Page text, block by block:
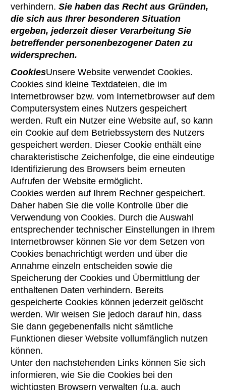
verhindern. Sie haben das Recht aus Gründen,
die sich aus Ihrer besonderen Situation
ergeben, jederzeit dieser Verarbeitung Sie
betreffender personenbezogener Daten zu
widersprechen.
CookiesUnsere Website verwendet Cookies.
Cookies sind kleine Textdateien, die im
Internetbrowser bzw. vom Internetbrowser auf dem
Computersystem eines Nutzers gespeichert
werden. Ruft ein Nutzer eine Website auf, so kann
ein Cookie auf dem Betriebssystem des Nutzers
gespeichert werden. Dieser Cookie enthält eine
charakteristische Zeichenfolge, die eine eindeutige
Identifizierung des Browsers beim erneuten
Aufrufen der Website ermöglicht.
Cookies werden auf Ihrem Rechner gespeichert.
Daher haben Sie die volle Kontrolle über die
Verwendung von Cookies. Durch die Auswahl
entsprechender technischer Einstellungen in Ihrem
Internetbrowser können Sie vor dem Setzen von
Cookies benachrichtigt werden und über die
Annahme einzeln entscheiden sowie die
Speicherung der Cookies und Übermittlung der
enthaltenen Daten verhindern. Bereits
gespeicherte Cookies können jederzeit gelöscht
werden. Wir weisen Sie jedoch darauf hin, dass
Sie dann gegebenenfalls nicht sämtliche
Funktionen dieser Website vollumfänglich nutzen
können.
Unter den nachstehenden Links können Sie sich
informieren, wie Sie die Cookies bei den
wichtigsten Browsern verwalten (u.a. auch